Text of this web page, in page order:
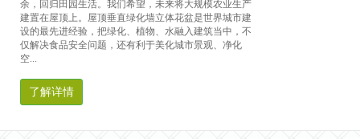
余，回归田园生活。我们希望，未来将大规模农业生产
建置在屋顶上。屋顶垂直绿化墙立体花盆是世界城市建
设的最先进经验，把绿化、植物、水融入建筑当中，不
仅解决食品安全问题，还有利于美化城市景观、净化
空...
了解详情